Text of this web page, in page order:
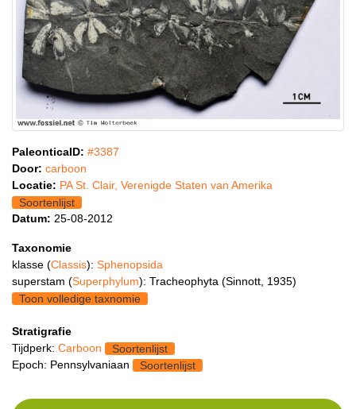
PaleonticaID: #3387
Door: carboon
Locatie: PA St. Clair, Verenigde Staten van Amerika
Soortenlijst
Datum: 25-08-2012
Taxonomie
klasse (Classis): Sphenopsida
superstam (Superphylum): Tracheophyta (Sinnott, 1935)
Toon volledige taxnomie
Stratigrafie
Tijdperk: Carboon
Soortenlijst
Epoch: Pennsylvaniaan
Soortenlijst